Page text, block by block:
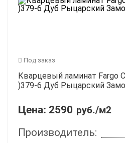
Под заказ
Кварцевый ламинат Fargo
)379-6 Дуб Рыцарский
Цена: 2590 руб./м2
Производитель: